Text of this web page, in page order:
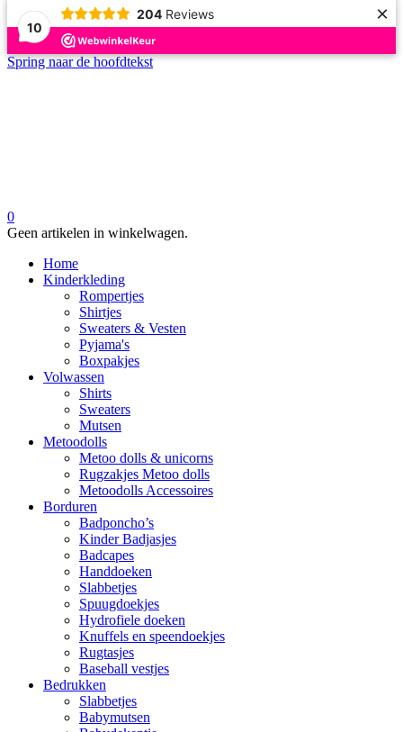
10
204 Reviews ×
Spring naar de hoofdtekst
0
Geen artikelen in winkelwagen.
Home
Kinderkleding
Rompertjes
Shirtjes
Sweaters & Vesten
Pyjama's
Boxpakjes
Volwassen
Shirts
Sweaters
Mutsen
Metoodolls
Metoo dolls & unicorns
Rugzakjes Metoo dolls
Metoodolls Accessoires
Borduren
Badponcho’s
Kinder Badjasjes
Badcapes
Handdoeken
Slabbetjes
Spuugdoekjes
Hydrofiele doeken
Knuffels en speendoekjes
Rugtasjes
Baseball vestjes
Bedrukken
Slabbetjes
Babymutsen